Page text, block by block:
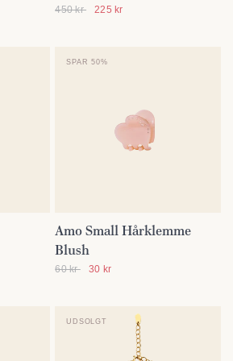
450 kr 225 kr
SPAR 50%
SE DETALJER
Amo Small Hårklemme
Blush
60 kr 30 kr
UDSOLGT